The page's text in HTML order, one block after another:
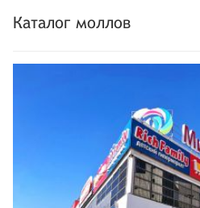
Каталог моллов